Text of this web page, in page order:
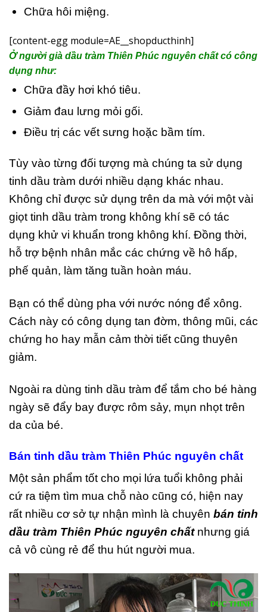
Chữa hôi miệng.
[content-egg module=AE__shopducthinh]
Ở người già dầu tràm Thiên Phúc nguyên chất có công
dụng như:
Chữa đầy hơi khó tiêu.
Giảm đau lưng mỏi gối.
Điều trị các vết sưng hoặc bầm tím.
Tùy vào từng đối tượng mà chúng ta sử dụng
tinh dầu tràm dưới nhiều dạng khác nhau.
Không chỉ được sử dụng trên da mà với một vài
giọt tinh dầu tràm trong không khí sẽ có tác
dụng khử vi khuẩn trong không khí. Đồng thời,
hỗ trợ bệnh nhân mắc các chứng về hô hấp,
phế quản, làm tăng tuần hoàn máu.
Bạn có thể dùng pha với nước nóng để xông.
Cách này có công dụng tan đờm, thông mũi, các
chứng ho hay mẫn cảm thời tiết cũng thuyên
giảm.
Ngoài ra dùng tinh dầu tràm để tắm cho bé hàng
ngày sẽ đẩy bay được rôm sảy, mụn nhọt trên
da của bé.
Bán tinh dầu tràm Thiên Phúc nguyên chất
Một sản phẩm tốt cho mọi lứa tuổi không phải
cứ ra tiệm tìm mua chỗ nào cũng có, hiện nay
rất nhiều cơ sở tự nhận mình là chuyên bán tinh
dầu tràm Thiên Phúc nguyên chấtnhưng giá
cả vô cùng rẻ để thu hút người mua.